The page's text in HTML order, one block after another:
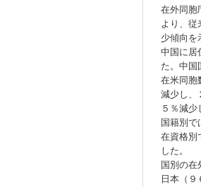
在外同胞
より、従
少傾向を
中国に居
た。中国
在米同胞
減少し、
５％減少
国籍別
在資格別
した。
国別の在
日本（